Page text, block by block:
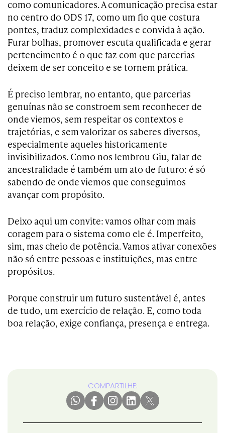
como comunicadores. A comunicação precisa estar
no centro do ODS 17, como um fio que costura
pontes, traduz complexidades e convida à ação.
Furar bolhas, promover escuta qualificada e gerar
pertencimento é o que faz com que parcerias
deixem de ser conceito e se tornem prática.
É preciso lembrar, no entanto, que parcerias
genuínas não se constroem sem reconhecer de
onde viemos, sem respeitar os contextos e
trajetórias, e sem valorizar os saberes diversos,
especialmente aqueles historicamente
invisibilizados. Como nos lembrou Giu, falar de
ancestralidade é também um ato de futuro: é só
sabendo de onde viemos que conseguimos
avançar com propósito.
Deixo aqui um convite: vamos olhar com mais
coragem para o sistema como ele é. Imperfeito,
sim, mas cheio de potência. Vamos ativar conexões
não só entre pessoas e instituições, mas entre
propósitos.
Porque construir um futuro sustentável é, antes
de tudo, um exercício de relação. E, como toda
boa relação, exige confiança, presença e entrega.
COMPARTILHE: